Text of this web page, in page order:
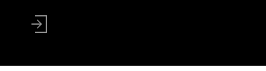
User
account